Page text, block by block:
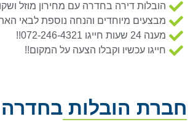
הובלות דירה בחדרה עם מחירון מוזל
מבצעים מיוחדים והנחה נוספת לבאי
מענה 24 שעות חייגו 072-246-4321!!
חייגו עכשיו וקבלו הצעה על המקום!!
חברת הובלות